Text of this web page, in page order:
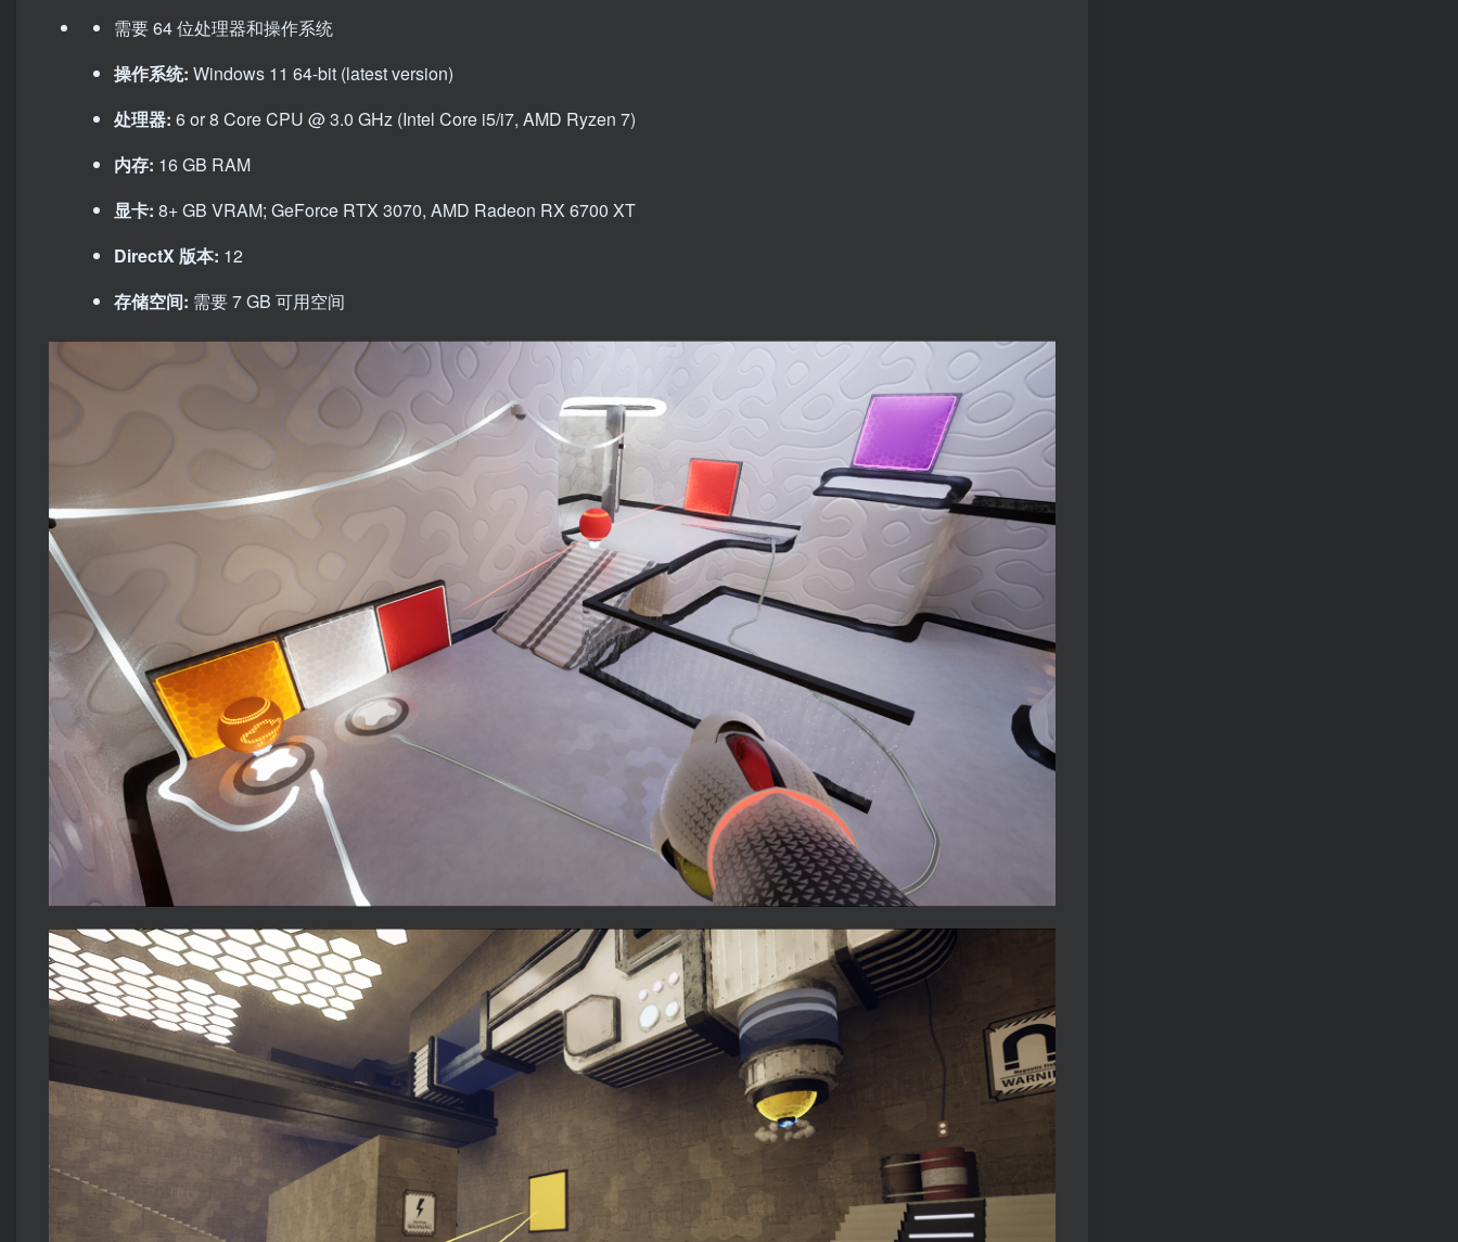
需要 64 位处理器和操作系统
操作系统: Windows 11 64-bit (latest version)
处理器: 6 or 8 Core CPU @ 3.0 GHz (Intel Core i5/i7, AMD Ryzen 7)
内存: 16 GB RAM
显卡: 8+ GB VRAM; GeForce RTX 3070, AMD Radeon RX 6700 XT
DirectX 版本: 12
存储空间: 需要 7 GB 可用空间